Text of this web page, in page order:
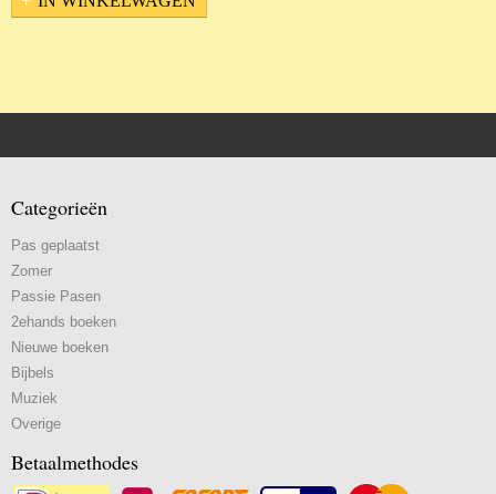
Categorieën
Pas geplaatst
Zomer
Passie Pasen
2ehands boeken
Nieuwe boeken
Bijbels
Muziek
Overige
Betaalmethodes